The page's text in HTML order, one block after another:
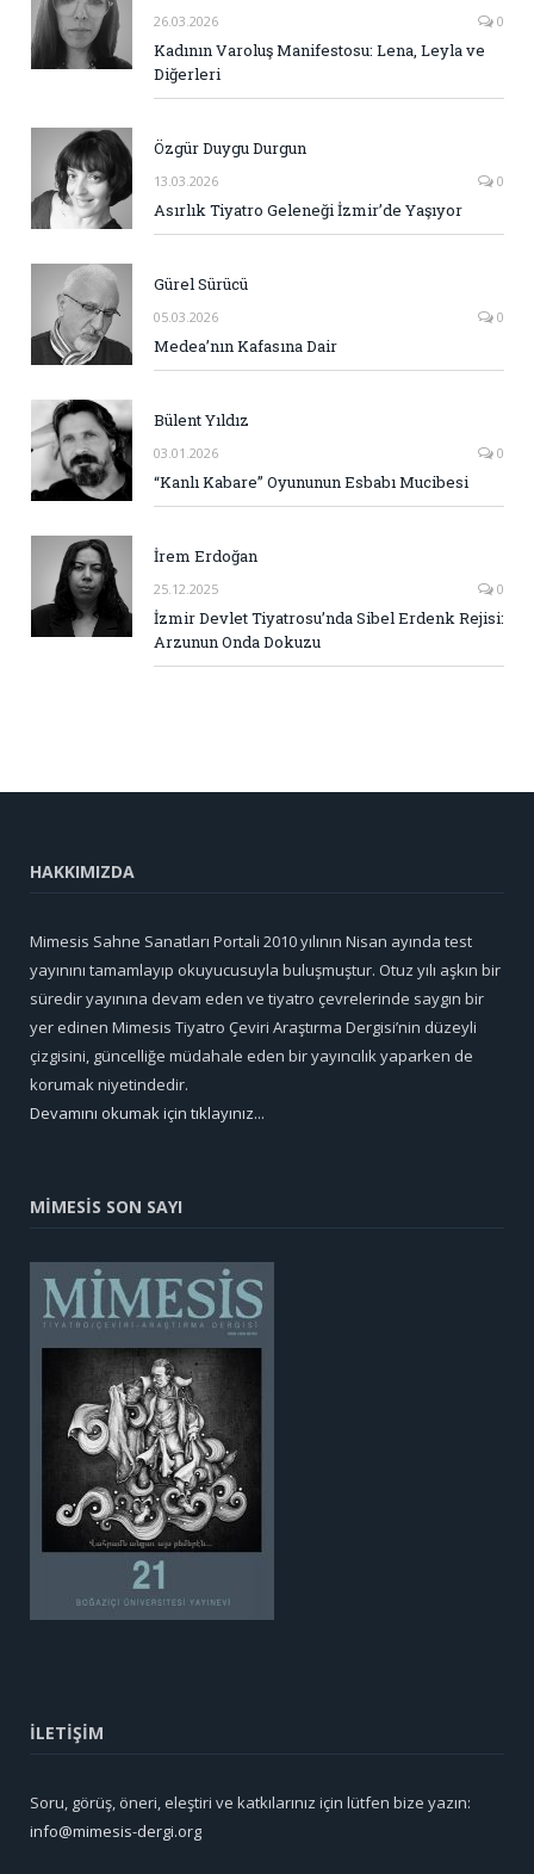
26.03.2026 0
Kadının Varoluş Manifestosu: Lena, Leyla ve
Diğerleri
Özgür Duygu Durgun
13.03.2026 0
Asırlık Tiyatro Geleneği İzmir’de Yaşıyor
Gürel Sürücü
05.03.2026 0
Medea’nın Kafasına Dair
Bülent Yıldız
03.01.2026 0
“Kanlı Kabare” Oyununun Esbabı Mucibesi
İrem Erdoğan
25.12.2025 0
İzmir Devlet Tiyatrosu’nda Sibel Erdenk Rejisi:
Arzunun Onda Dokuzu
HAKKIMIZDA
Mimesis Sahne Sanatları Portali 2010 yılının Nisan ayında test
yayınını tamamlayıp okuyucusuyla buluşmuştur. Otuz yılı aşkın bir
süredir yayınına devam eden ve tiyatro çevrelerinde saygın bir
yer edinen Mimesis Tiyatro Çeviri Araştırma Dergisi’nin düzeyli
çizgisini, güncelliğe müdahale eden bir yayıncılık yaparken de
korumak niyetindedir.
Devamını okumak için tıklayınız...
MİMESİS SON SAYI
İLETİŞİM
Soru, görüş, öneri, eleştiri ve katkılarınız için lütfen bize yazın:
info@mimesis-dergi.org